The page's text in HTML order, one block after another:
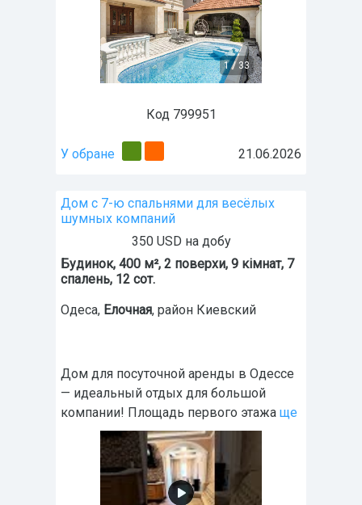
1/ 33
Код 799951
У обране 21.06.2026
Дом с 7-ю спальнями для весёлых
шумных компаний
350 USD на добу
Будинок, 400 м², 2 поверхи, 9 кімнат, 7
спалень, 12 сот.
Одеса, Елочная, район Киевский
Дом для посуточной аренды в Одессе
— идеальный отдых для большой
компании! Площадь первого этажа ще